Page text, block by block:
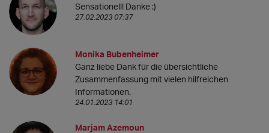
Sensationell! Danke :)
27.02.2023 07:37
Monika Bubenheimer
Ganz liebe Dank für die übersichtliche
Zusammenfassung mit vielen hilfreichen
Informationen.
24.01.2023 14:01
Marjam Azemoun